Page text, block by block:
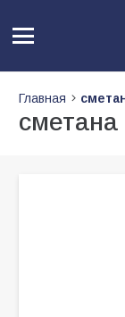
Главная
сметана